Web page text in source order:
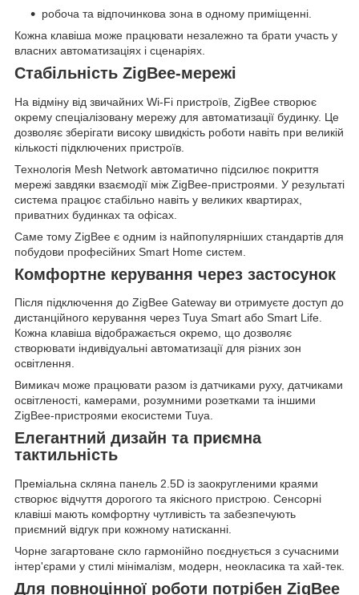
робоча та відпочинкова зона в одному приміщенні.
Кожна клавіша може працювати незалежно та брати участь у
власних автоматизаціях і сценаріях.
Стабільність ZigBee-мережі
На відміну від звичайних Wi-Fi пристроїв, ZigBee створює
окрему спеціалізовану мережу для автоматизації будинку. Це
дозволяє зберігати високу швидкість роботи навіть при великій
кількості підключених пристроїв.
Технологія Mesh Network автоматично підсилює покриття
мережі завдяки взаємодії між ZigBee-пристроями. У результаті
система працює стабільно навіть у великих квартирах,
приватних будинках та офісах.
Саме тому ZigBee є одним із найпопулярніших стандартів для
побудови професійних Smart Home систем.
Комфортне керування через застосунок
Після підключення до ZigBee Gateway ви отримуєте доступ до
дистанційного керування через Tuya Smart або Smart Life.
Кожна клавіша відображається окремо, що дозволяє
створювати індивідуальні автоматизації для різних зон
освітлення.
Вимикач може працювати разом із датчиками руху, датчиками
освітленості, камерами, розумними розетками та іншими
ZigBee-пристроями екосистеми Tuya.
Елегантний дизайн та приємна
тактильність
Преміальна скляна панель 2.5D із заокругленими краями
створює відчуття дорогого та якісного пристрою. Сенсорні
клавіші мають комфортну чутливість та забезпечують
приємний відгук при кожному натисканні.
Чорне загартоване скло гармонійно поєднується з сучасними
інтер'єрами у стилі мінімалізм, модерн, неокласика та хай-тек.
Для повноцінної роботи потрібен ZigBee